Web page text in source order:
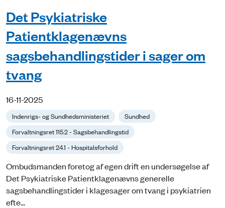
Det Psykiatriske
Patientklagenævns
sagsbehandlingstider i sager om
tvang
16-11-2025
Indenrigs- og Sundhedsministeriet
Sundhed
Forvaltningsret 115.2 - Sagsbehandlingstid
Forvaltningsret 24.1 - Hospitalsforhold
Ombudsmanden foretog af egen drift en undersøgelse af
Det Psykiatriske Patientklagenævns generelle
sagsbehandlingstider i klagesager om tvang i psykiatrien
efte...